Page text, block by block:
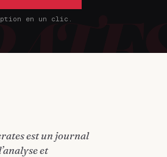
en un clic.
est un journal
et